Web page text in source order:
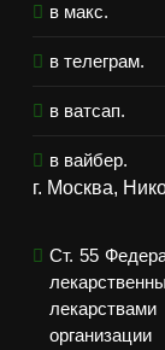
в макс.
в телеграм.
в ватсап.
в вайбер.
г. Москва,
Ст. 55